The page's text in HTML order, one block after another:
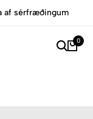
sérfræðingum
0